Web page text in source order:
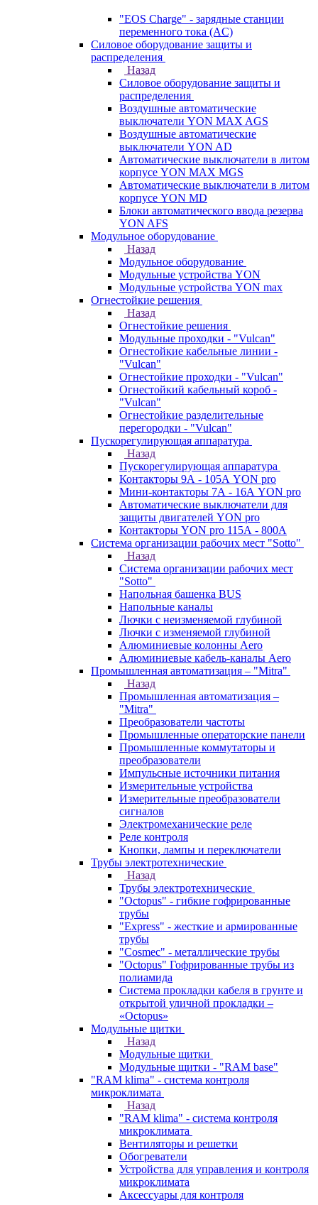
"EOS Charge" - зарядные станции
переменного тока (AC)
Силовое оборудование защиты и
распределения
Назад
Силовое оборудование защиты и
распределения
Воздушные автоматические
выключатели YON MAX AGS
Воздушные автоматические
выключатели YON AD
Автоматические выключатели в литом
корпусе YON MAX MGS
Автоматические выключатели в литом
корпусе YON MD
Блоки автоматического ввода резерва
YON AFS
Модульное оборудование
Назад
Модульное оборудование
Модульные устройства YON
Модульные устройства YON max
Огнестойкие решения
Назад
Огнестойкие решения
Модульные проходки - "Vulcan"
Огнестойкие кабельные линии -
"Vulcan"
Огнестойкие проходки - "Vulcan"
Огнестойкий кабельный короб -
"Vulcan"
Огнестойкие разделительные
перегородки - "Vulcan"
Пускорегулирующая аппаратура
Назад
Пускорегулирующая аппаратура
Контакторы 9А - 105А YON pro
Мини-контакторы 7А - 16А YON pro
Автоматические выключатели для
защиты двигателей YON pro
Контакторы YON pro 115А - 800А
Система организации рабочих мест "Sotto"
Назад
Система организации рабочих мест
"Sotto"
Напольная башенка BUS
Напольные каналы
Лючки с неизменяемой глубиной
Лючки с изменяемой глубиной
Алюминиевые колонны Aero
Алюминиевые кабель-каналы Aero
Промышленная автоматизация – "Mitra"
Назад
Промышленная автоматизация –
"Mitra"
Преобразователи частоты
Промышленные операторские панели
Промышленные коммутаторы и
преобразователи
Импульсные источники питания
Измерительные устройства
Измерительные преобразователи
сигналов
Электромеханические реле
Реле контроля
Кнопки, лампы и переключатели
Трубы электротехнические
Назад
Трубы электротехнические
"Octopus" - гибкие гофрированные
трубы
"Express" - жесткие и армированные
трубы
"Cosmec" - металлические трубы
"Octopus" Гофрированные трубы из
полиамида
Система прокладки кабеля в грунте и
открытой уличной прокладки –
«Octopus»
Модульные щитки
Назад
Модульные щитки
Модульные щитки - "RAM base"
"RAM klima" - система контроля
микроклимата
Назад
"RAM klima" - система контроля
микроклимата
Вентиляторы и решетки
Обогреватели
Устройства для управления и контроля
микроклимата
Аксессуары для контроля